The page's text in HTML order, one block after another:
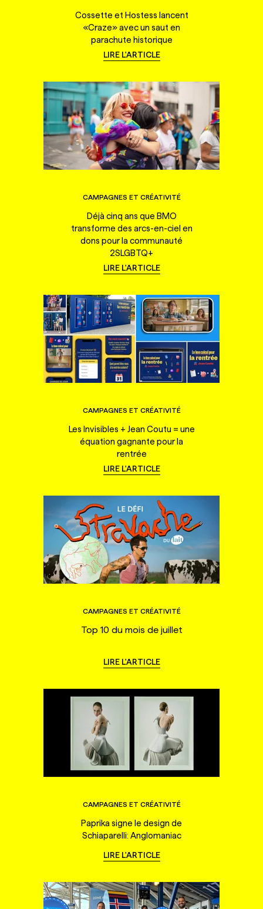
Cossette et Hostess lancent
«Craze» avec un saut en
parachute historique
LIRE L'ARTICLE
CAMPAGNES ET CRÉATIVITÉ
Déjà cinq ans que BMO
transforme des arcs-en-ciel en
dons pour la communauté
2SLGBTQ+
LIRE L'ARTICLE
CAMPAGNES ET CRÉATIVITÉ
Les Invisibles + Jean Coutu = une
équation gagnante pour la
rentrée
LIRE L'ARTICLE
CAMPAGNES ET CRÉATIVITÉ
Top 10 du mois de juillet
LIRE L'ARTICLE
CAMPAGNES ET CRÉATIVITÉ
Paprika signe le design de
Schiaparelli: Anglomaniac
LIRE L'ARTICLE